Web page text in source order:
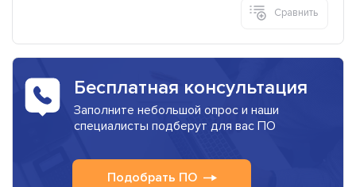
Сравнить
Бесплатная консультация
Заполните небольшой опрос и наши
специалисты подберут для вас ПО
Подобрать ПО